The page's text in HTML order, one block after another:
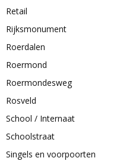
Retail
Rijksmonument
Roerdalen
Roermond
Roermondesweg
Rosveld
School / Internaat
Schoolstraat
Singels en voorpoorten